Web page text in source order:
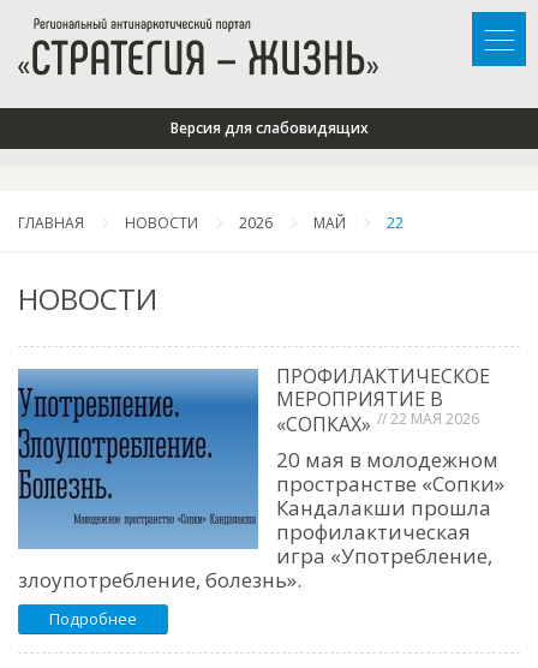
Версия для слабовидящих
ГЛАВНАЯ НОВОСТИ 2026 МАЙ 22
НОВОСТИ
ПРОФИЛАКТИЧЕСКОЕ
МЕРОПРИЯТИЕ В
«СОПКАХ» // 22 МАЯ 2026
20 мая в молодежном
пространстве «Сопки»
Кандалакши прошла
профилактическая
игра «Употребление,
злоупотребление, болезнь».
Подробнее